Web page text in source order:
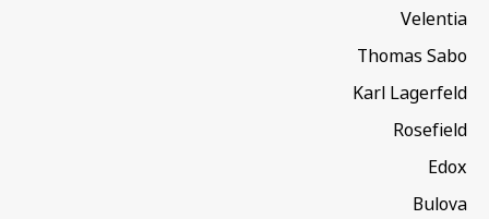
Velentia
Thomas Sabo
Karl Lagerfeld
Rosefield
Edox
Bulova